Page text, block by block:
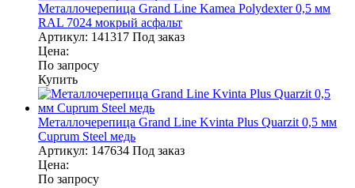
Металлочерепица Grand Line Kamea Polydexter 0,5 мм
RAL 7024 мокрый асфальт
Артикул: 141317 Под заказ
Цена:
По запросу
Купить
Металлочерепица Grand Line Kvinta Plus Quarzit 0,5 мм
Cuprum Steel медь
Артикул: 147634 Под заказ
Цена:
По запросу